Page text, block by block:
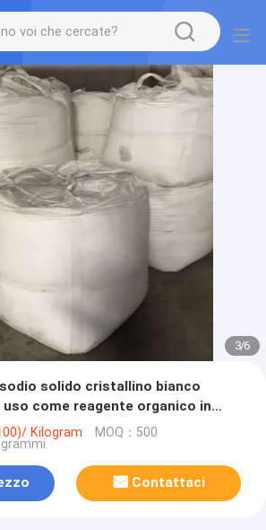
3/6
solido cristallino bianco
uso come reagente organico in
Kilogram MOQ：500
Contattaci